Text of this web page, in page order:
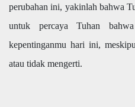
perubahan ini, yakinlah bahwa
untuk percaya Tuhan
kepentinganmu hari ini,
atau tidak mengerti.